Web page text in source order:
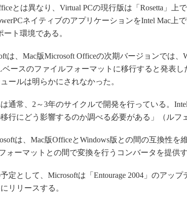
とは異なり、Virtual PCの現行版は「Rosetta」上
ネイティブのアプリケーションをIntel Mac上
ート環境である。
は、Mac版Microsoft Officeの次期バージョンでは、
ースのファイルフォーマットに移行すると発表
ールは明らかにされなかった。
通常、2～3年のサイクルで開発を行っている。
行にどう影響するのか調べる必要がある」（ルフ
は、Mac版OfficeとWindows版との間の互換性を
ォーマットとの間で変換を行うコンバータを提供
定として、Microsoftは「Entourage 2004」のアップ
リリースする。